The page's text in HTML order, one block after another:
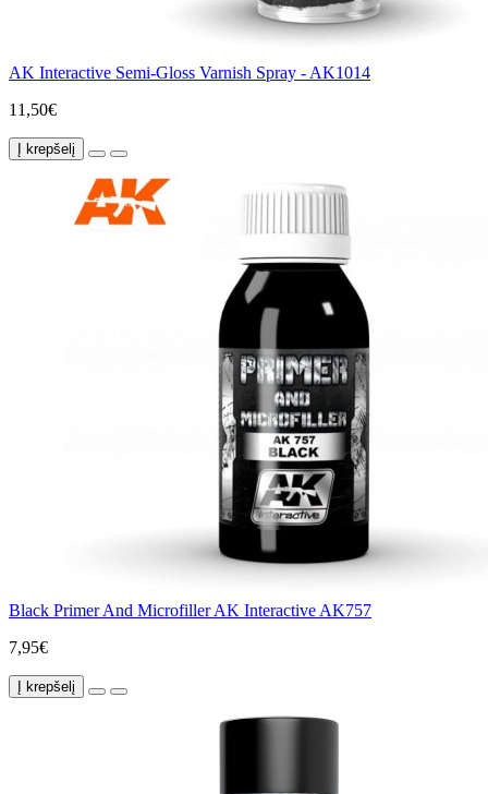
AK Interactive Semi-Gloss Varnish Spray - AK1014
11,50€
Į krepšelį
Black Primer And Microfiller AK Interactive AK757
7,95€
Į krepšelį